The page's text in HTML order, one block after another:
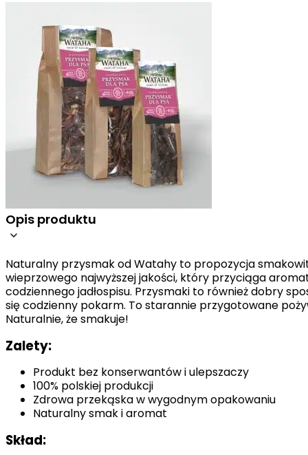
Opis produktu
Naturalny przysmak od Watahy to propozycja
wieprzowego najwyższej jakości, który przyciąga
codziennego jadłospisu. Przysmaki to również dobry
się codzienny pokarm. To starannie przygotowane
Naturalnie, że smakuje!
Zalety:
Produkt bez konserwantów i ulepszaczy
100% polskiej produkcji
Zdrowa przekąska w wygodnym opakowaniu
Naturalny smak i aromat
Skład:
preferowany język lub
Statystyka
Marketing
istotne i interesujące dla